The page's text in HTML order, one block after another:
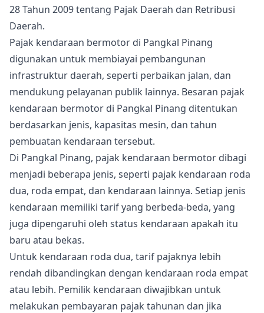
28 Tahun 2009 tentang Pajak Daerah dan Retribusi
Daerah.
Pajak kendaraan bermotor di Pangkal Pinang
digunakan untuk membiayai pembangunan
infrastruktur daerah, seperti perbaikan jalan, dan
mendukung pelayanan publik lainnya. Besaran pajak
kendaraan bermotor di Pangkal Pinang ditentukan
berdasarkan jenis, kapasitas mesin, dan tahun
pembuatan kendaraan tersebut.
Di Pangkal Pinang, pajak kendaraan bermotor dibagi
menjadi beberapa jenis, seperti pajak kendaraan roda
dua, roda empat, dan kendaraan lainnya. Setiap jenis
kendaraan memiliki tarif yang berbeda-beda, yang
juga dipengaruhi oleh status kendaraan apakah itu
baru atau bekas.
Untuk kendaraan roda dua, tarif pajaknya lebih
rendah dibandingkan dengan kendaraan roda empat
atau lebih. Pemilik kendaraan diwajibkan untuk
melakukan pembayaran pajak tahunan dan jika